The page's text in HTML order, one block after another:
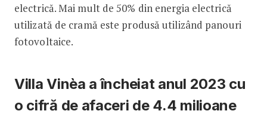
electrică. Mai mult de 50% din energia electrică
utilizată de cramă este produsă utilizând panouri
fotovoltaice.
Villa Vinèa a încheiat anul 2023 cu
o cifră de afaceri de 4.4 milioane